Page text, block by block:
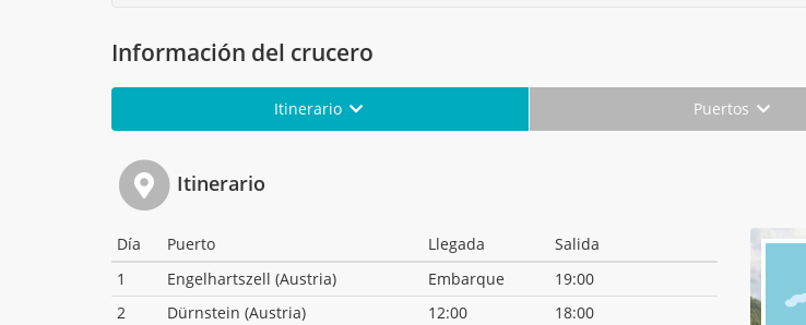
Información del crucero
Itinerario Puertos
Itinerario
Día Puerto Llegada
Salida
1
Engelhartszell (Austria) Embarque
19:00
2
Dürnstein (Austria) 12:00
18:00